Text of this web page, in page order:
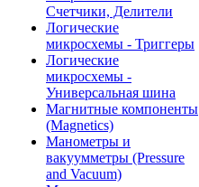
Счетчики, Делители
Логические
микросхемы - Триггеры
Логические
микросхемы -
Универсальная шина
Магнитные компоненты
(Magnetics)
Манометры и
вакуумметры (Pressure
and Vacuum)